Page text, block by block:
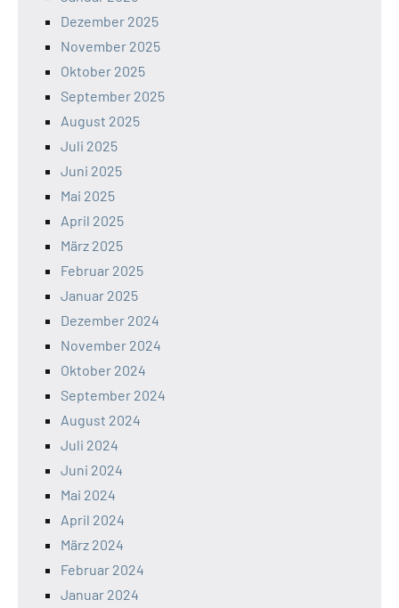
Dezember 2025
November 2025
Oktober 2025
September 2025
August 2025
Juli 2025
Juni 2025
Mai 2025
April 2025
März 2025
Februar 2025
Januar 2025
Dezember 2024
November 2024
Oktober 2024
September 2024
August 2024
Juli 2024
Juni 2024
Mai 2024
April 2024
März 2024
Februar 2024
Januar 2024